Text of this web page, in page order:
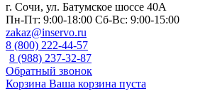
г. Сочи, ул. Батумское шоссе 40А
Пн-Пт: 9:00-18:00 Сб-Вс: 9:00-15:00
zakaz@inservo.ru
8 (800) 222-44-57
8 (988) 237-32-87
Обратный звонок
Корзина Ваша корзина пуста